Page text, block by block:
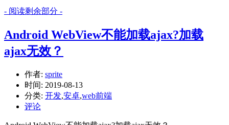
- 阅读剩余部分 -
Android WebView不能加载ajax?加载
ajax无效？
作者: sprite
时间: 2019-08-13
分类: 开发,安卓,web前端
评论